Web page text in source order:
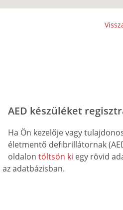
AED készüléket
Ha Ön kezelője vagy
életmentő defibrillátornak
oldalon töltsön ki egy rövid
adatbázisban.